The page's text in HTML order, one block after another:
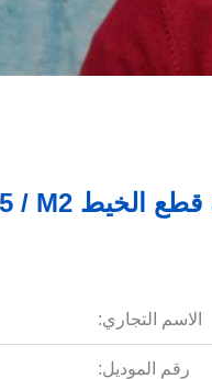
الاسم التجاري:
رقم الموديل: